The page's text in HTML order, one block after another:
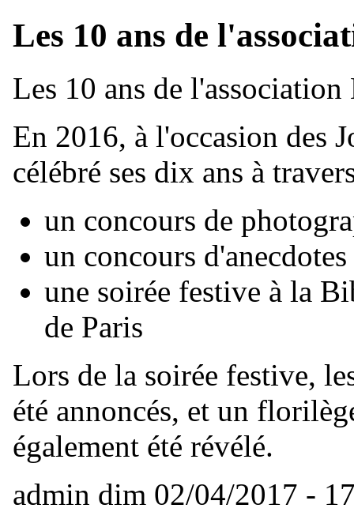
Les 10 ans de
Les 10 ans de
En 2016, à l'occasion des
célébré ses dix ans à
un concours de
un concours d'anecdotes
une soirée festive à la
de Paris
Lors de la soirée festive,
été annoncés, et un
également été révélé.
admin dim 02/04/2017 -